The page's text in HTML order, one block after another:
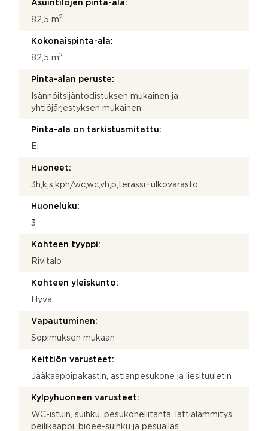
Asuintilojen pinta-ala:
82,5 m2
Kokonaispinta-ala:
82,5 m2
Pinta-alan peruste:
Isännöitsijäntodistuksen mukainen ja
yhtiöjärjestyksen mukainen
Pinta-ala on tarkistusmitattu:
Ei
Huoneet:
3h,k,s,kph/wc,wc,vh,p,terassi+ulkovarasto
Huoneluku:
3
Kohteen tyyppi:
Rivitalo
Kohteen yleiskunto:
Hyvä
Vapautuminen:
Sopimuksen mukaan
Keittiön varusteet:
Jääkaappipakastin, astianpesukone ja liesituuletin
Kylpyhuoneen varusteet:
WC-istuin, suihku, pesukoneliitäntä, lattialämmitys,
peilikaappi, bidee-suihku ja pesuallas